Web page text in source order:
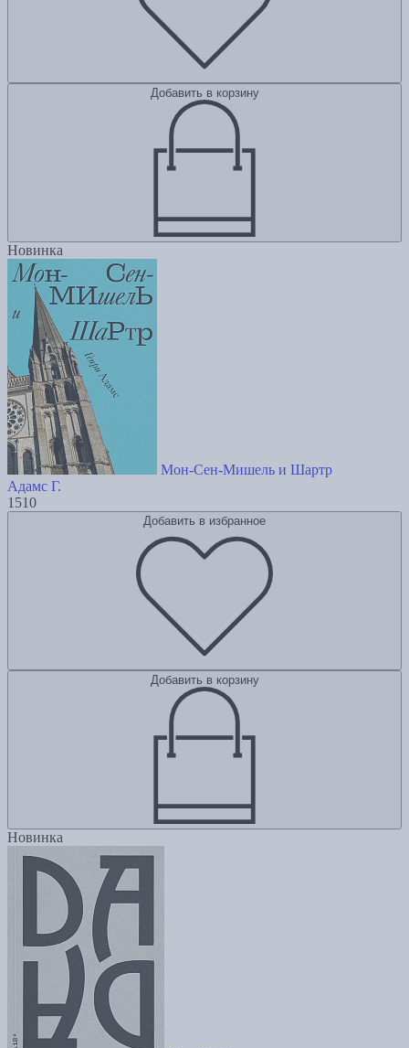
Добавить в корзину
Новинка
Мон-Сен-Мишель и Шартр
Адамс Г.
1510
Добавить в избранное
Добавить в корзину
Новинка